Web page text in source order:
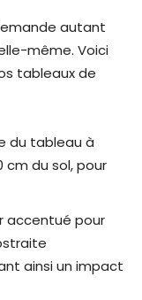
autant
même. Voici
tableaux de
du tableau à
cm du sol, pour
accentué pour
ainsi un impact